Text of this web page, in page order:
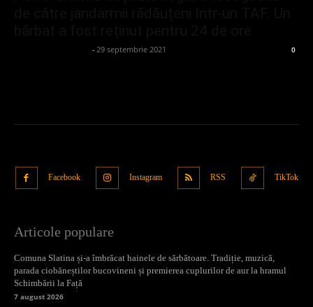
- 29 septembrie 2021 0
Facebook Instagram RSS TikTok
Articole populare
Comuna Slatina și-a îmbrăcat hainele de sărbătoare. Tradiție, muzică,
parada ciobăneștilor bucovineni și premierea cuplurilor de aur la hramul
Schimbării la Față
7 august 2026